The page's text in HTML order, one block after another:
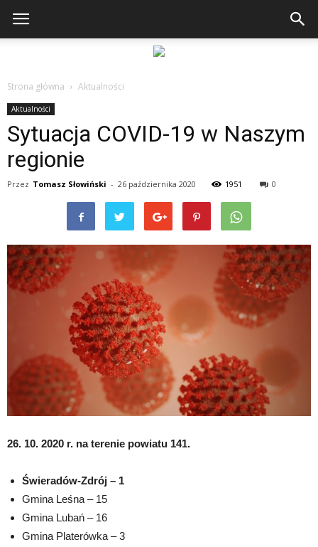
Strona główna Aktualności
Aktualności
Sytuacja COVID-19 w Naszym
regionie
Przez Tomasz Słowiński - 26 października 2020 1951 0
26. 10. 2020 r. na terenie powiatu 141.
Świeradów-Zdrój – 1
Gmina Leśna – 15
Gmina Lubań – 16
Gmina Platerówka – 3